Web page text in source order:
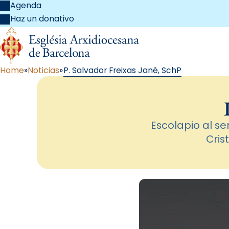
Agenda
Haz un donativo
Home Noticias P. Salvador Freixas Jané, SchP
Escolapio al